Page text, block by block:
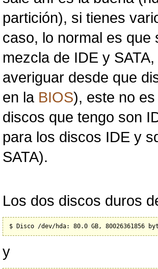
partición), si tienes
caso, lo normal es que
mezcla de IDE y
averiguar desde que
en la BIOS), este no
discos que tengo son
para los discos IDE y
SATA).
Los dos discos duros
y